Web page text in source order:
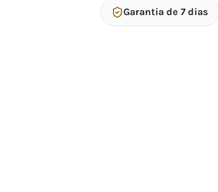
Garantia de 7 dias